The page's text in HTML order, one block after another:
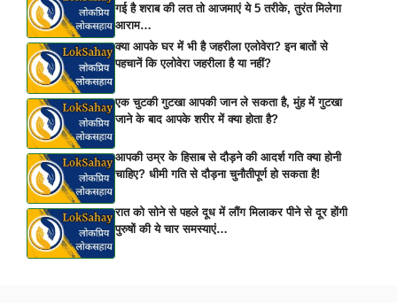
गई है शराब की लत तो आजमाएं ये 5 तरीके, तुरंत मिलेगा
आराम…
क्या आपके घर में भी है जहरीला एलोवेरा? इन बातों से
पहचानें कि एलोवेरा जहरीला है या नहीं?
एक चुटकी गुटखा आपकी जान ले सकता है, मुंह में गुटखा
जाने के बाद आपके शरीर में क्या होता है?
आपकी उम्र के हिसाब से दौड़ने की आदर्श गति क्या होनी
चाहिए? धीमी गति से दौड़ना चुनौतीपूर्ण हो सकता है!
रात को सोने से पहले दूध में लौंग मिलाकर पीने से दूर होंगी
पुरुषों की ये चार समस्याएं…